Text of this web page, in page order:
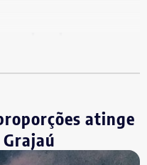
desde o
funções incompatíveis
Conforme o relatório,
das etapas de
atinge